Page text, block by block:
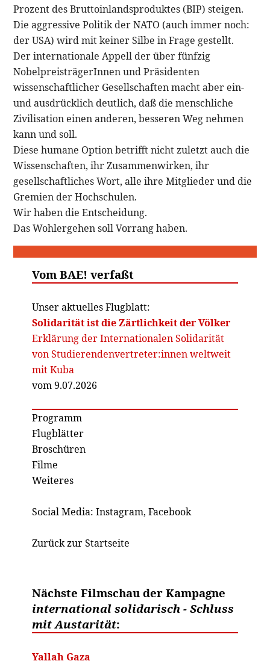
Prozent des Bruttoinlandsproduktes (BIP) steigen.
Die aggressive Politik der NATO (auch immer noch:
der USA) wird mit keiner Silbe in Frage gestellt.
Der internationale Appell der über fünfzig
NobelpreisträgerInnen und Präsidenten
wissenschaftlicher Gesellschaften macht aber ein-
und ausdrücklich deutlich, daß die menschliche
Zivilisation einen anderen, besseren Weg nehmen
kann und soll.
Diese humane Option betrifft nicht zuletzt auch die
Wissenschaften, ihr Zusammenwirken, ihr
gesellschaftliches Wort, alle ihre Mitglieder und die
Gremien der Hochschulen.
Wir haben die Entscheidung.
Das Wohlergehen soll Vorrang haben.
Vom BAE! verfaßt
Unser aktuelles Flugblatt:
Solidarität ist die Zärtlichkeit der Völker
Erklärung der Internationalen Solidarität
von Studierendenvertreter:innen weltweit
mit Kuba
vom 9.07.2026
Programm
Flugblätter
Broschüren
Filme
Weiteres
Social Media: Instagram, Facebook
Zurück zur Startseite
Nächste Filmschau der Kampagne
international solidarisch - Schluss
mit Austarität:
Yallah Gaza